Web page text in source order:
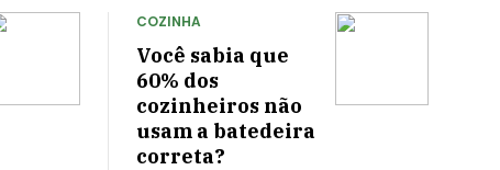
Você sabia que
60% dos
cozinheiros não
usam a batedeira
correta?
COZINHA